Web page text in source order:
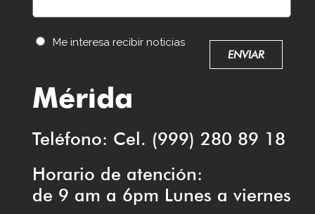
Me interesa recibir noticias
Mérida
Teléfono: Cel. (999) 280 89 18
Horario de atención:
de 9 am a 6pm Lunes a viernes